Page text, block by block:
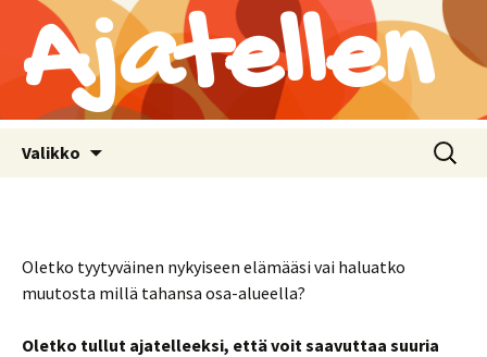
Ajatellen
Valikko Haku:
Oletko tyytyväinen nykyiseen elämääsi vai haluatko
muutosta millä tahansa osa-alueella?
Oletko tullut ajatelleeksi, että voit saavuttaa suuria